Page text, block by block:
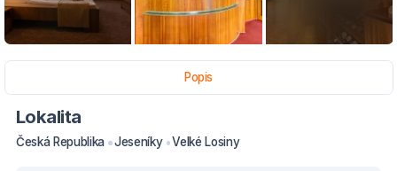
Popis
Lokalita
Česká Republika Jeseníky Velké Losiny